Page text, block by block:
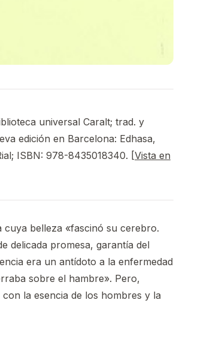
universal Caralt; trad. y
edición en Barcelona: Edhasa,
ISBN: 978-8435018340. [Vista en
belleza «fascinó su cerebro.
delicada promesa, garantía del
era un antídoto a la enfermedad
sobre el hambre». Pero,
la esencia de los hombres y la